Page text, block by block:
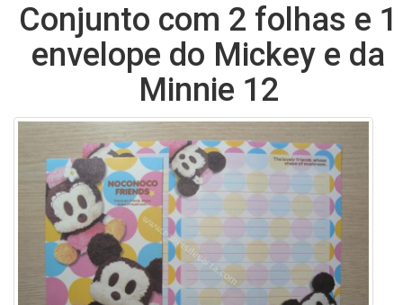
Conjunto com 2 folhas e 1
envelope do Mickey e da
Minnie 12